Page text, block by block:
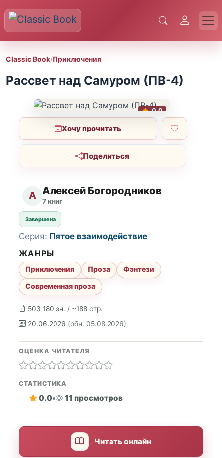
Classic Book/Приключения
Рассвет над Самуром (ПВ-4)
0.0
Хочу прочитать
Поделиться
А Алексей Богородников
7 книг
Завершена
503 180 зн. / ~188 стр.
20.06.2026 (обн. 05.08.2026)
Серия: Пятое взаимодействие
ЖАНРЫ
Приключения Проза
Фэнтези
Современная проза
ОЦЕНКА ЧИТАТЕЛЯ
СТАТИСТИКА
0.0• 11 просмотров
Читать онлайн